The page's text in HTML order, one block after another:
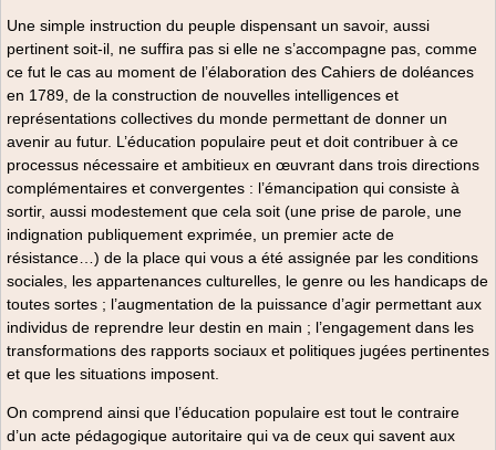
Une simple instruction du peuple dispensant un savoir, aussi
pertinent soit-il, ne suffira pas si elle ne s’accompagne pas, comme
ce fut le cas au moment de l’élaboration des Cahiers de doléances
en 1789, de la construction de nouvelles intelligences et
représentations collectives du monde permettant de donner un
avenir au futur. L’éducation populaire peut et doit contribuer à ce
processus nécessaire et ambitieux en œuvrant dans trois directions
complémentaires et convergentes : l’émancipation qui consiste à
sortir, aussi modestement que cela soit (une prise de parole, une
indignation publiquement exprimée, un premier acte de
résistance…) de la place qui vous a été assignée par les conditions
sociales, les appartenances culturelles, le genre ou les handicaps de
toutes sortes ; l’augmentation de la puissance d’agir permettant aux
individus de reprendre leur destin en main ; l’engagement dans les
transformations des rapports sociaux et politiques jugées pertinentes
et que les situations imposent.
On comprend ainsi que l’éducation populaire est tout le contraire
d’un acte pédagogique autoritaire qui va de ceux qui savent aux